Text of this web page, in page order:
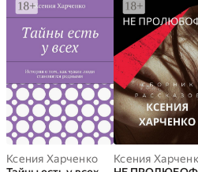
Ксения Харченко
Ксения